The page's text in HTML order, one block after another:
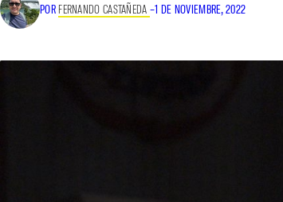
POR FERNANDO CASTAÑEDA –1 DE NOVIEMBRE, 2022